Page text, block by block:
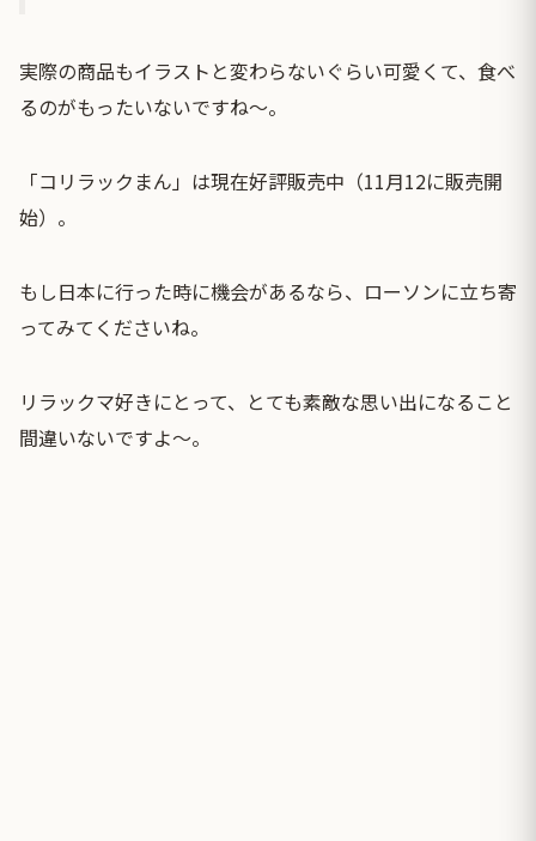
実際の商品もイラストと変わらないぐらい可愛くて、食べ
るのがもったいないですね〜。
「コリラックまん」は現在好評販売中（11月12に販売開
始）。
もし日本に行った時に機会があるなら、ローソンに立ち寄
ってみてくださいね。
リラックマ好きにとって、とても素敵な思い出になること
間違いないですよ〜。